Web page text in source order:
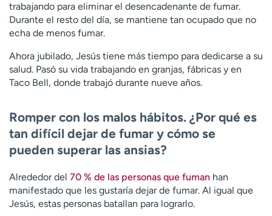
trabajando para eliminar el desencadenante de fumar.
Durante el resto del día, se mantiene tan ocupado que no
echa de menos fumar.
Ahora jubilado, Jesús tiene más tiempo para dedicarse a su
salud. Pasó su vida trabajando en granjas, fábricas y en
Taco Bell, donde trabajó durante nueve años.
Romper con los malos hábitos. ¿Por qué es
tan difícil dejar de fumar y cómo se
pueden superar las ansias?
Alrededor del 70 % de las personas que fuman han
manifestado que les gustaría dejar de fumar. Al igual que
Jesús, estas personas batallan para lograrlo.